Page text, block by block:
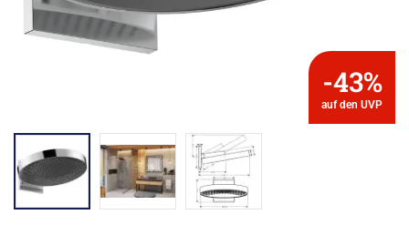
-43%
auf den UVP